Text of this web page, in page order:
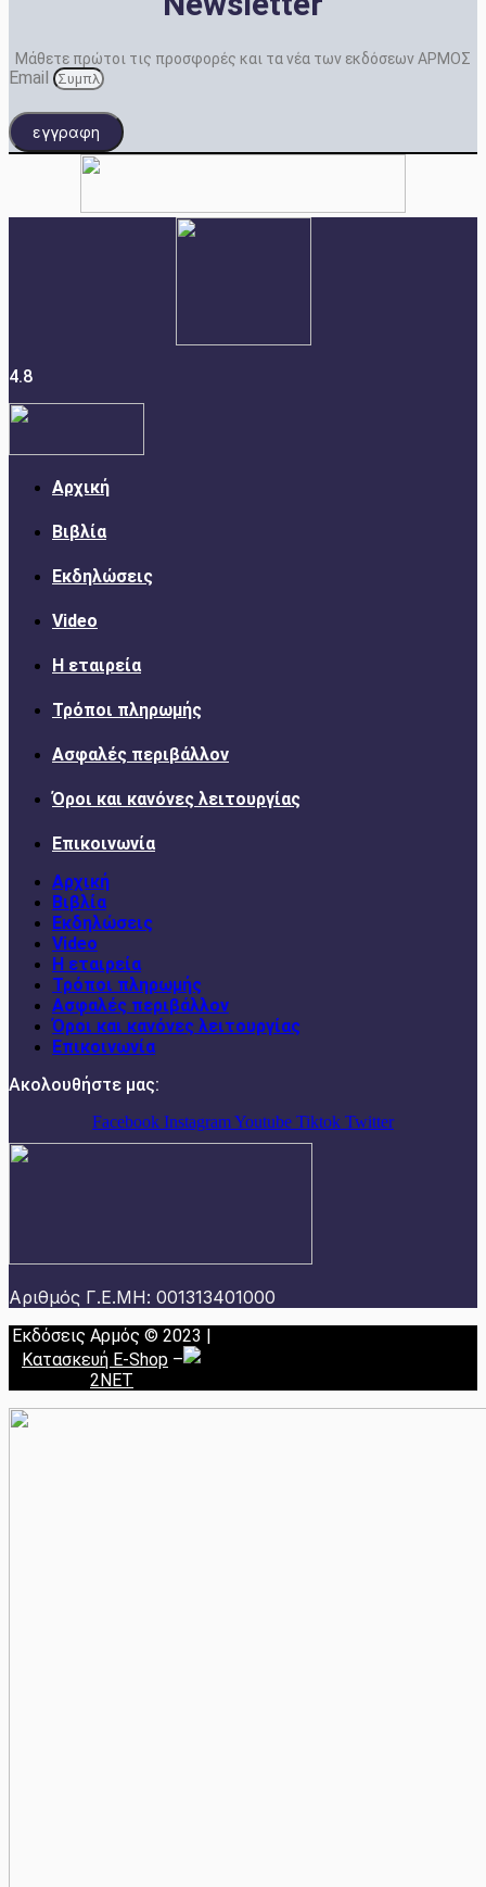
Μάθετε πρώτοι τις προσφορές και τα νέα των εκδόσεων ΑΡΜΟΣ
Email
εγγραφη
4.8
Αρχική
Βιβλία
Εκδηλώσεις
Video
Η εταιρεία
Τρόποι πληρωμής
Ασφαλές περιβάλλον
Όροι και κανόνες λειτουργίας
Επικοινωνία
Αρχική
Βιβλία
Εκδηλώσεις
Video
Η εταιρεία
Τρόποι πληρωμής
Ασφαλές περιβάλλον
Όροι και κανόνες λειτουργίας
Επικοινωνία
Ακολουθήστε μας:
Facebook InstagramYoutube Tiktok Twitter
Αριθμός Γ.Ε.ΜΗ: 001313401000
Εκδόσεις Αρμός © 2023 |
Κατασκευή E-Shop –
2NET